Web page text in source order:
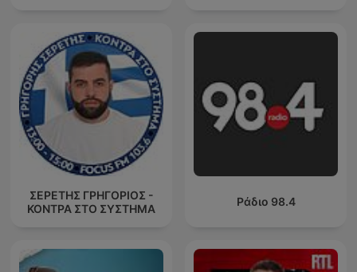
ΣΕΡΕΤΗΣ ΓΡΗΓΟΡΙΟΣ -
ΚΟΝΤΡΑ ΣΤΟ ΣΥΣΤΗΜΑ
Ράδιο 98.4